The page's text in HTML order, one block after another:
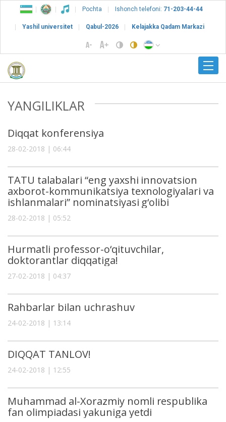
Pochta Ishonch telefoni: 71-203-44-44
Yashil universitet Qabul-2026 Kelajakka Qadam Markazi
YANGILIKLAR
Diqqat konferensiya
28-02-2018 | 06:44
TATU talabalari “eng yaxshi innovatsion
axborot-kommunikatsiya texnologiyalari va
ishlanmalari” nominatsiyasi g‘olibi
28-02-2018 | 05:52
Hurmatli professor-o‘qituvchilar,
doktorantlar diqqatiga!
27-02-2018 | 04:37
Rahbarlar bilan uchrashuv
24-02-2018 | 13:14
DIQQAT TANLOV!
24-02-2018 | 12:55
Muhammad al-Xorazmiy nomli respublika
fan olimpiadasi yakuniga yetdi